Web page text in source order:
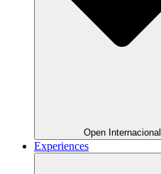
Open Internacional
Experiences